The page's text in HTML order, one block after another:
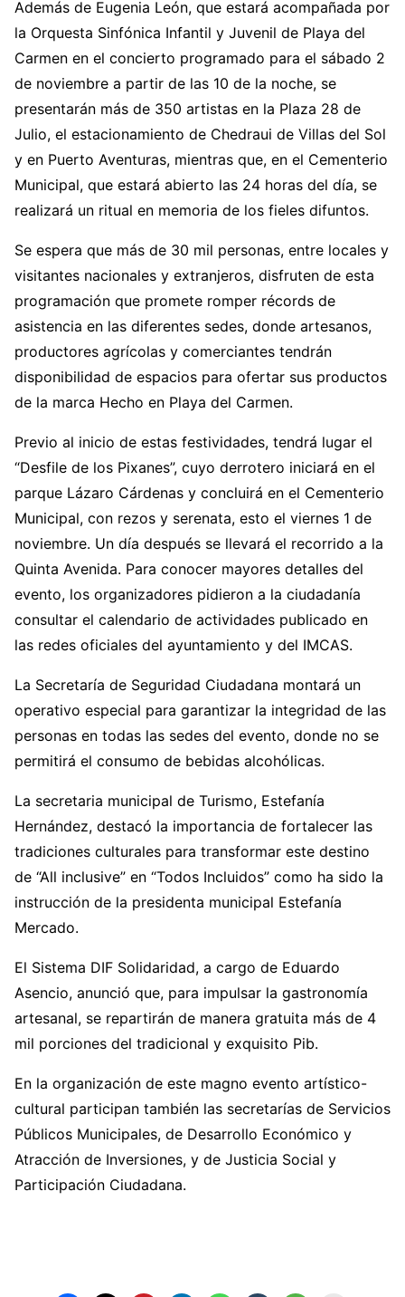
Además de Eugenia León, que estará acompañada por
la Orquesta Sinfónica Infantil y Juvenil de Playa del
Carmen en el concierto programado para el sábado 2
de noviembre a partir de las 10 de la noche, se
presentarán más de 350 artistas en la Plaza 28 de
Julio, el estacionamiento de Chedraui de Villas del Sol
y en Puerto Aventuras, mientras que, en el Cementerio
Municipal, que estará abierto las 24 horas del día, se
realizará un ritual en memoria de los fieles difuntos.
Se espera que más de 30 mil personas, entre locales y
visitantes nacionales y extranjeros, disfruten de esta
programación que promete romper récords de
asistencia en las diferentes sedes, donde artesanos,
productores agrícolas y comerciantes tendrán
disponibilidad de espacios para ofertar sus productos
de la marca Hecho en Playa del Carmen.
Previo al inicio de estas festividades, tendrá lugar el
“Desfile de los Pixanes”, cuyo derrotero iniciará en el
parque Lázaro Cárdenas y concluirá en el Cementerio
Municipal, con rezos y serenata, esto el viernes 1 de
noviembre. Un día después se llevará el recorrido a la
Quinta Avenida. Para conocer mayores detalles del
evento, los organizadores pidieron a la ciudadanía
consultar el calendario de actividades publicado en
las redes oficiales del ayuntamiento y del IMCAS.
La Secretaría de Seguridad Ciudadana montará un
operativo especial para garantizar la integridad de las
personas en todas las sedes del evento, donde no se
permitirá el consumo de bebidas alcohólicas.
La secretaria municipal de Turismo, Estefanía
Hernández, destacó la importancia de fortalecer las
tradiciones culturales para transformar este destino
de “All inclusive” en “Todos Incluidos” como ha sido la
instrucción de la presidenta municipal Estefanía
Mercado.
El Sistema DIF Solidaridad, a cargo de Eduardo
Asencio, anunció que, para impulsar la gastronomía
artesanal, se repartirán de manera gratuita más de 4
mil porciones del tradicional y exquisito Pib.
En la organización de este magno evento artístico-
cultural participan también las secretarías de Servicios
Públicos Municipales, de Desarrollo Económico y
Atracción de Inversiones, y de Justicia Social y
Participación Ciudadana.